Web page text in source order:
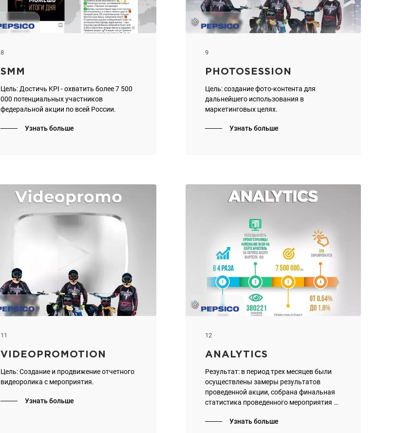
8
SMM
Цель: Достичь KPI - охватить более 7 500
000 потенциальных участников
федеральной акции по всей России.
Узнать больше
9
PHOTOSESSION
Цель: создание фото-контента для
дальнейшего использования в
маркетинговых целях.
Узнать больше
11
VIDEOPROMOTION
Цель: Создание и продвижение отчетного
видеоролика с мероприятия.
Узнать больше
12
ANALYTICS
Результат: в период трех месяцев были
осуществлены замеры результатов
проведенной акции, собрана финальная
статистика проведенного мероприятия и
маркетинговых активностей.
Узнать больше